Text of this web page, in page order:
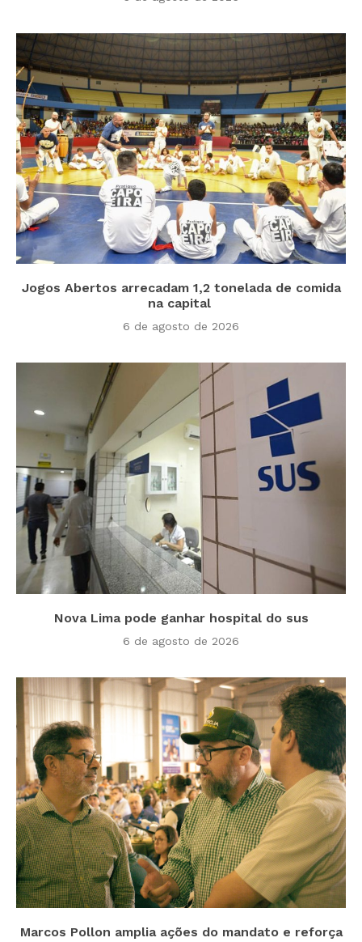
Jogos Abertos arrecadam 1,2 tonelada de comida
na capital
6 de agosto de 2026
Nova Lima pode ganhar hospital do sus
6 de agosto de 2026
Marcos Pollon amplia ações do mandato e reforça